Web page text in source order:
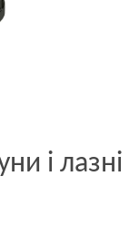
і лазні